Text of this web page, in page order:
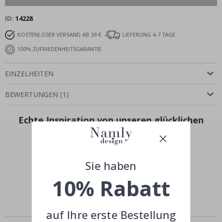
ID 14228
KOSTENLOSER VERSAND AB 39 €
LIEFERUNG 4-7 TAGE
100% ZUFRIEDENHEITSGARANTIE
EINZELHEITEN
BEWERTUNGEN (1 )
Echte Inspiration von unseren glücklichen
Kunden!
Teile dein Bild mit #namly_design
Ähnliche Produkte
Sie haben
10% Rabatt
auf Ihre erste Bestellung